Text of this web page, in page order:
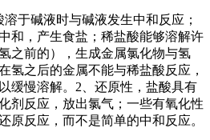
于碱液时与碱液发生中和反应；
和，产生食盐；稀盐酸能够溶解许
之前的），生成金属氯化物与氢
氢之后的金属不能与稀盐酸反应，
缓慢溶解。2、还原性，盐酸具有
剂反应，放出氯气；一些有氧化性
原反应，而不是简单的中和反应。